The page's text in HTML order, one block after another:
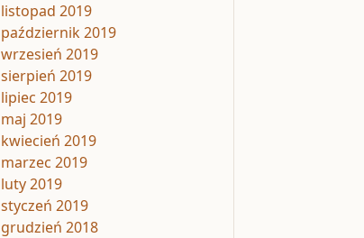
listopad 2019
październik 2019
wrzesień 2019
sierpień 2019
lipiec 2019
maj 2019
kwiecień 2019
marzec 2019
luty 2019
styczeń 2019
grudzień 2018